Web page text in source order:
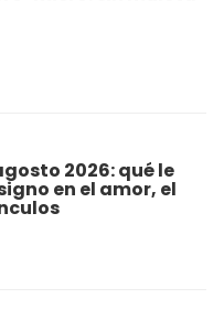
2026: qué le
en el amor, el